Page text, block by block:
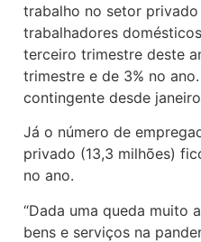
trabalho no setor
trabalhadores
terceiro trimestre deste
trimestre e de 3% no
contingente desde
Já o número de
privado (13,3 milhões)
no ano.
“Dada uma queda muito
bens e serviços na